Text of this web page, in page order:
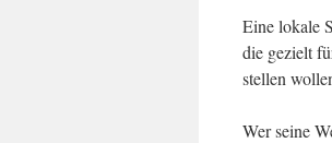
Eine lokale
die gezielt
stellen
Wer seine